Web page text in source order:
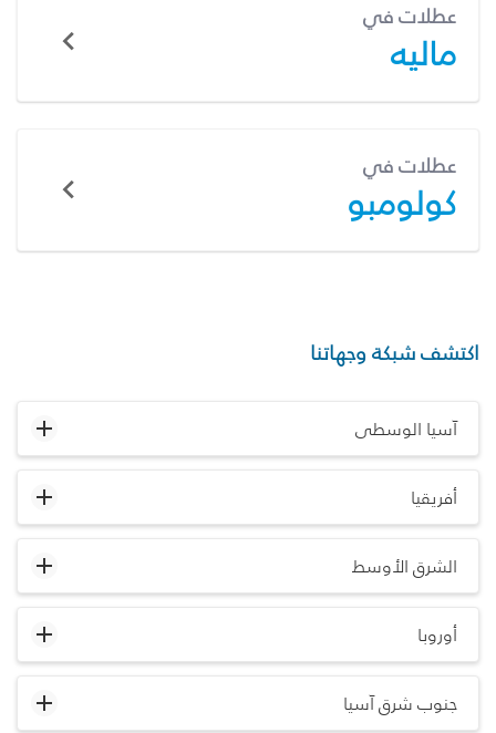
عطلات في
ماليه
عطلات في
كولومبو
اكتشف شبكة وجهاتنا
آسيا الوسطى
أفريقيا
الشرق الأوسط
أوروبا
جنوب شرق آسيا